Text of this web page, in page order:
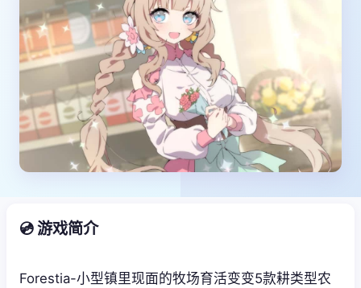
💿 游戏简介
Forestia-小型镇里现面的牧场育活变变5款耕类型农